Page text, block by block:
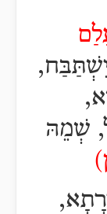
שְׁמֵהּ